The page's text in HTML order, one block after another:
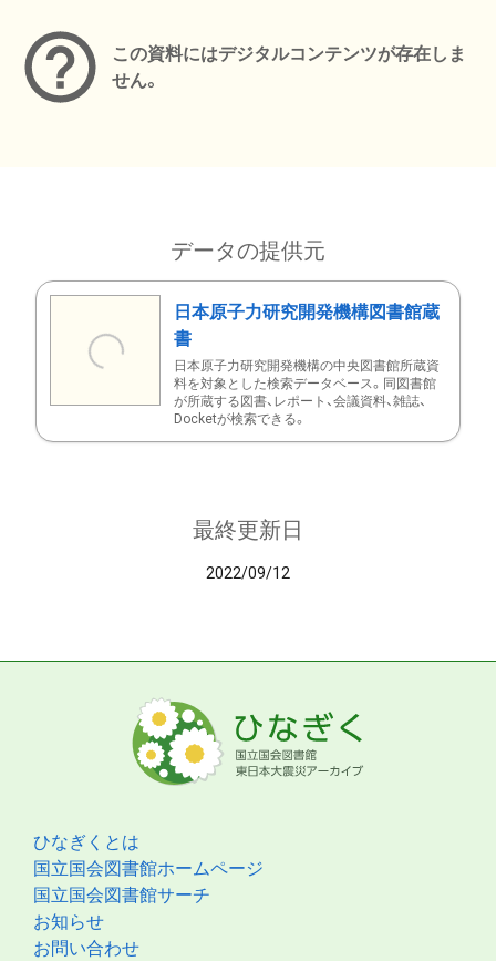
この資料にはデジタルコンテンツが存在しま
せん。
データの提供元
日本原子力研究開発機構図書館蔵
書
日本原子力研究開発機構の中央図書館所蔵資
料を対象とした検索データベース。同図書館
が所蔵する図書、レポート、会議資料、雑誌、
Docketが検索できる。
最終更新日
2022/09/12
ひなぎくとは
国立国会図書館ホームページ
国立国会図書館サーチ
お知らせ
お問い合わせ